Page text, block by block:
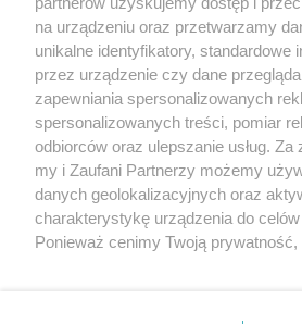
Bez kitu k***a, burzyć to w
pontonowy xd
Odpowiedz
do Ggg_gość
Muzgu to ty nie używasz
poprostu nie masz. co do
pontonowego , rozumiem
na urządzeniu oraz przetwarzamy
unikalne identyfikatory, standardowe
przez urządzenie czy dane
zapewniania spersonalizowanych
spersonalizowanych treści, pomiar
odbiorców oraz ulepszanie usług.
my i Zaufani Partnerzy możemy
danych geolokalizacyjnych oraz
charakterystykę urządzenia do
Ponieważ cenimy Twoją